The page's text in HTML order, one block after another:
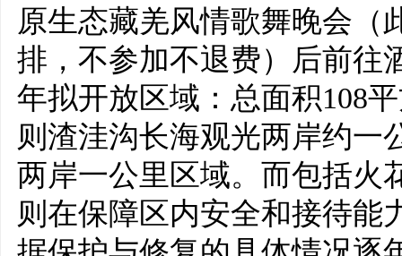
原生态藏羌风情歌舞晚会（
排，不参加不退费）后前
年拟开放区域：总面积108
则渣洼沟长海观光两岸约一
两岸一公里区域。而包括火
则在保障区内安全和接待能